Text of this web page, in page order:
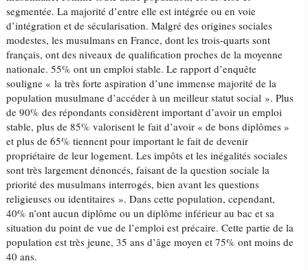
segmentée. La majorité d’entre elle est intégrée ou en voie
d’intégration et de sécularisation. Malgré des origines sociales
modestes, les musulmans en France, dont les trois-quarts sont
français, ont des niveaux de qualification proches de la moyenne
nationale. 55% ont un emploi stable. Le rapport d’enquête
souligne « la très forte aspiration d’une immense majorité de la
population musulmane d’accéder à un meilleur statut social ». Plus
de 90% des répondants considèrent important d’avoir un emploi
stable, plus de 85% valorisent le fait d’avoir « de bons diplômes »
et plus de 65% tiennent pour important le fait de devenir
propriétaire de leur logement. Les impôts et les inégalités sociales
sont très largement dénoncés, faisant de la question sociale la
priorité des musulmans interrogés, bien avant les questions
religieuses ou identitaires ». Dans cette population, cependant,
40% n’ont aucun diplôme ou un diplôme inférieur au bac et sa
situation du point de vue de l’emploi est précaire. Cette partie de la
population est très jeune, 35 ans d’âge moyen et 75% ont moins de
40 ans.